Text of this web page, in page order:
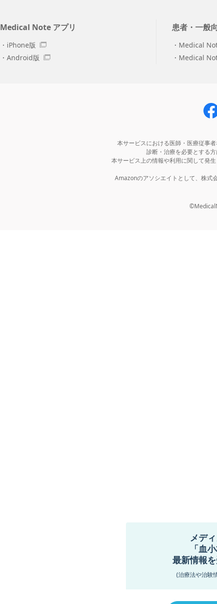
メデ
「血
最新情報
(治療法や治験
Medical Note アプリ
iPhone版
Android版
患者・一般
Medical
Medical
本サービスにおける医師・医療従事
診断・治療を必要とする
本サービス上の情報や利用に関して発
Amazonのアソシエイトとして、株式